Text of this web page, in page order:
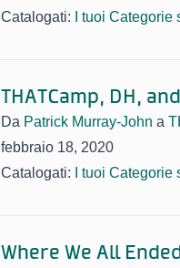
Catalogati:
I tuoi
THATCamp, DH,
Da Patrick Murray-John a
febbraio 18, 2020
Catalogati:
I tuoi
Where We All